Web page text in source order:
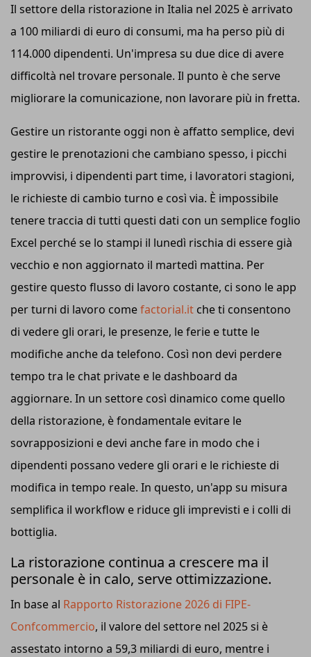
Il settore della ristorazione in Italia nel 2025 è arrivato
a 100 miliardi di euro di consumi, ma ha perso più di
114.000 dipendenti. Un'impresa su due dice di avere
difficoltà nel trovare personale. Il punto è che serve
migliorare la comunicazione, non lavorare più in fretta.
Gestire un ristorante oggi non è affatto semplice, devi
gestire le prenotazioni che cambiano spesso, i picchi
improvvisi, i dipendenti part time, i lavoratori stagioni,
le richieste di cambio turno e così via. È impossibile
tenere traccia di tutti questi dati con un semplice foglio
Excel perché se lo stampi il lunedì rischia di essere già
vecchio e non aggiornato il martedì mattina. Per
gestire questo flusso di lavoro costante, ci sono le app
per turni di lavoro comefactorial.it che ti consentono
di vedere gli orari, le presenze, le ferie e tutte le
modifiche anche da telefono. Così non devi perdere
tempo tra le chat private e le dashboard da
aggiornare. In un settore così dinamico come quello
della ristorazione, è fondamentale evitare le
sovrapposizioni e devi anche fare in modo che i
dipendenti possano vedere gli orari e le richieste di
modifica in tempo reale. In questo, un'app su misura
semplifica il workflow e riduce gli imprevisti e i colli di
bottiglia.
La ristorazione continua a crescere ma il
personale è in calo, serve ottimizzazione.
In base al Rapporto Ristorazione 2026 di FIPE-
Confcommercio, il valore del settore nel 2025 si è
assestato intorno a 59,3 miliardi di euro, mentre i